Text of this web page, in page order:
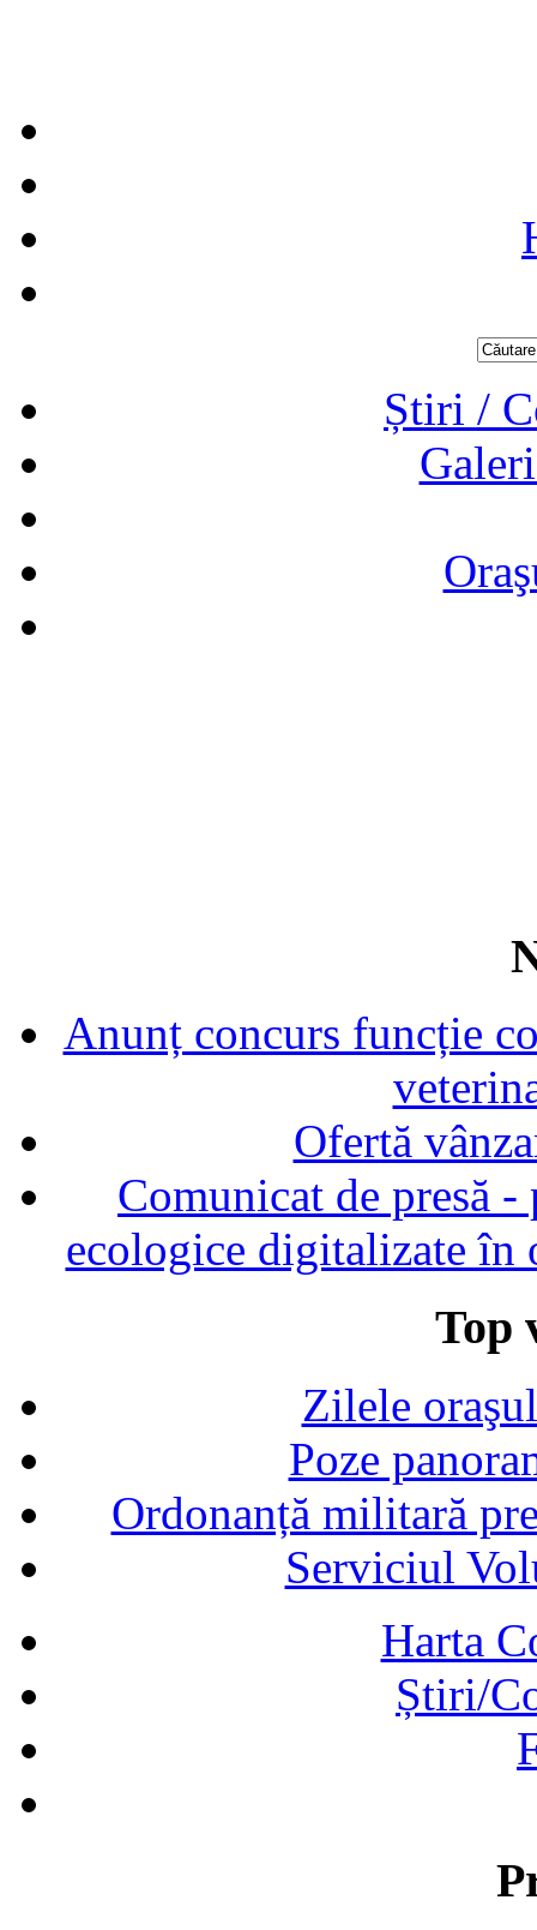
Știri /
Anunț concurs funcție
Ofertă
Comunicat de presă
ecologice digitalizate în
Top
Zilele
Poze
Ordonanță militară
Serviciul
Harta
Știri/